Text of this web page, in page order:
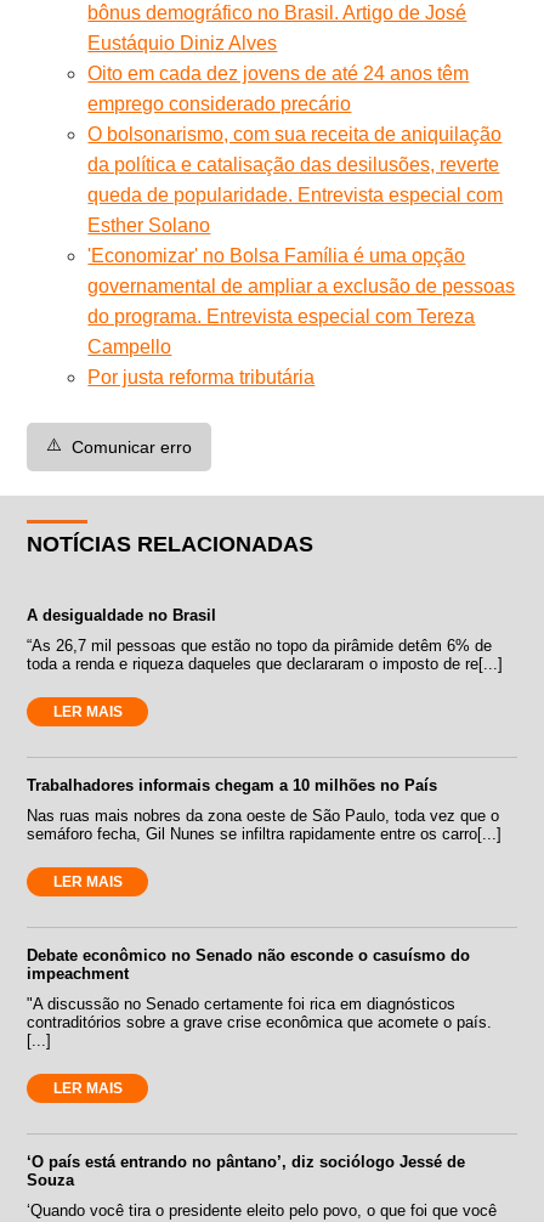
bônus demográfico no Brasil. Artigo de José
Eustáquio Diniz Alves
Oito em cada dez jovens de até 24 anos têm
emprego considerado precário
O bolsonarismo, com sua receita de aniquilação
da política e catalisação das desilusões, reverte
queda de popularidade. Entrevista especial com
Esther Solano
'Economizar' no Bolsa Família é uma opção
governamental de ampliar a exclusão de pessoas
do programa. Entrevista especial com Tereza
Campello
Por justa reforma tributária
⚠️ Comunicar erro
NOTÍCIAS RELACIONADAS
A desigualdade no Brasil
“As 26,7 mil pessoas que estão no topo da pirâmide detêm 6% de
toda a renda e riqueza daqueles que declararam o imposto de re[...]
LER MAIS
Trabalhadores informais chegam a 10 milhões no País
Nas ruas mais nobres da zona oeste de São Paulo, toda vez que o
semáforo fecha, Gil Nunes se infiltra rapidamente entre os carro[...]
LER MAIS
Debate econômico no Senado não esconde o casuísmo do
impeachment
"A discussão no Senado certamente foi rica em diagnósticos
contraditórios sobre a grave crise econômica que acomete o país.
[...]
LER MAIS
‘O país está entrando no pântano’, diz sociólogo Jessé de
Souza
‘Quando você tira o presidente eleito pelo povo, o que foi que você